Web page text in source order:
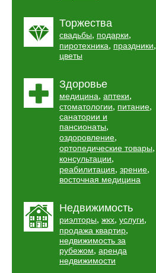
Торжества
свадьбы, подарки,
пиротехника, праздники,
цветы
Здоровье
медицина, аптеки,
стоматологии, питание,
санатории и
пансионаты,
оздоровление,
ортопедические товары,
консультации,
реабилитация, зрение,
восточная медицина
Недвижимость
риэлторы, жкх, услуги,
продажа квартир,
недвижимость за
рубежом, аренда
недвижимости